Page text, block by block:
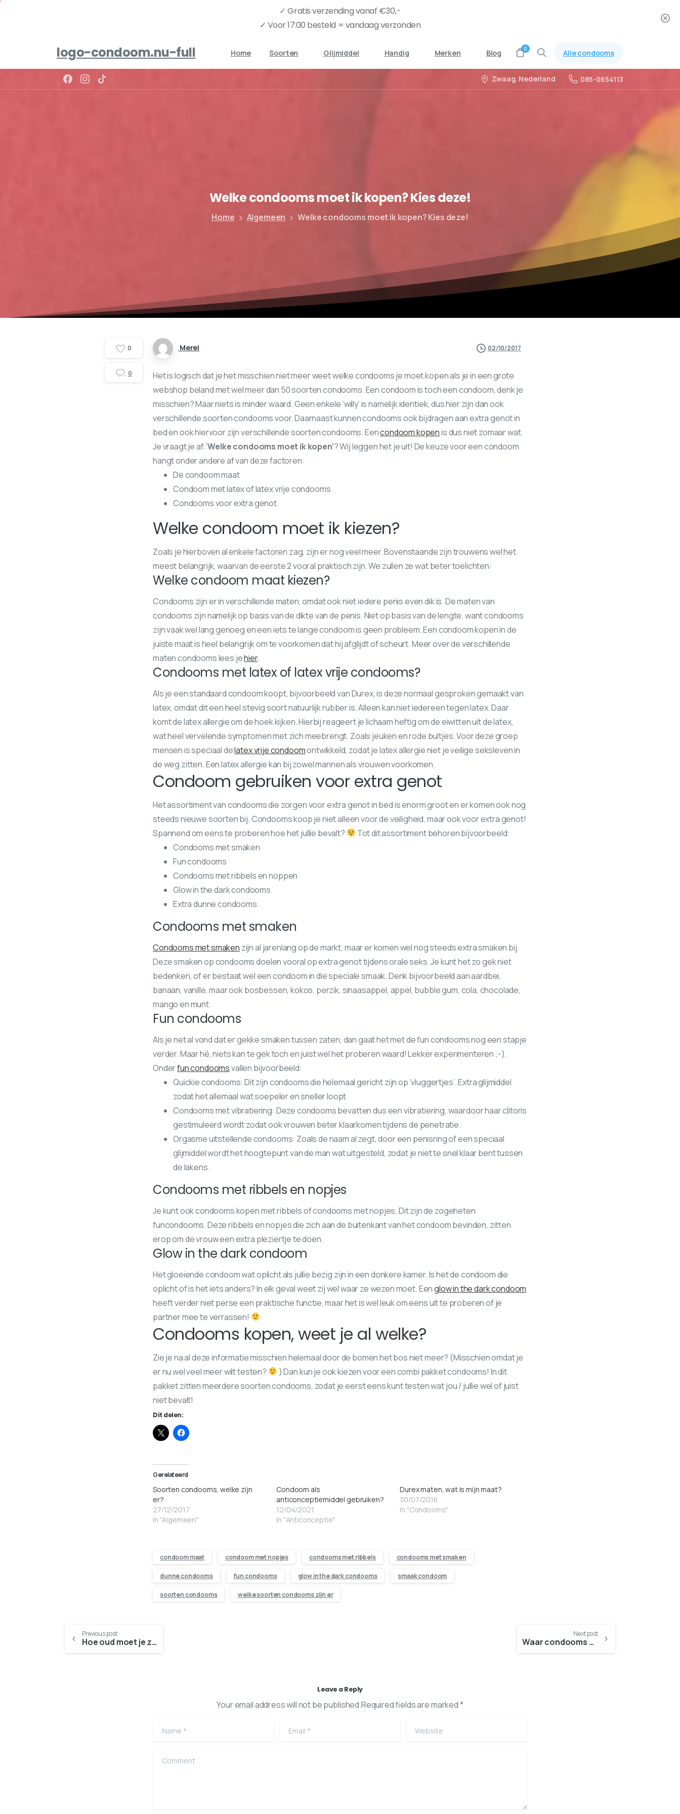
✓ Gratis verzending vanaf €30,-
✓ Voor 17:00 besteld = vandaag verzonden
logo-condoom.nu-full Home Soorten Glijmiddel Handig Merken Blog 0 Alle condooms
Zwaag, Nederland 085-0654113
Welkecondoomsmoetikkopen?Kiesdeze!
Home Algemeen Welke condooms moet ik kopen? Kies deze!
0
0
Merel 02/10/2017
Het is logisch dat je het misschien niet meer weet welke condooms je moet kopen als je in een grote
webshop beland met wel meer dan 50 soorten condooms. Een condoom is toch een condoom, denk je
misschien? Maar niets is minder waard. Geen enkele ‘willy’ is namelijk identiek, dus hier zijn dan ook
verschillende soorten condooms voor. Daarnaast kunnen condooms ook bijdragen aan extra genot in
bed en ook hiervoor zijn verschillende soorten condooms. Eencondoom kopenis dus niet zomaar wat.
Je vraagt je af:’Welke condooms moet ik kopen’? Wij leggen het je uit! De keuze voor een condoom
hangt onder andere af van deze factoren:
De condoom maat
Condoom met latex of latex vrije condooms
Condooms voor extra genot
Welke condoom moet ik kiezen?
Zoals je hierboven al enkele factoren zag, zijn er nog veel meer. Bovenstaande zijn trouwens wel het
meest belangrijk, waarvan de eerste 2 vooral praktisch zijn. We zullen ze wat beter toelichten:
Welke condoom maat kiezen?
Condooms zijn er in verschillende maten, omdat ook niet iedere penis even dik is. De maten van
condooms zijn namelijk op basis van de dikte van de penis. Niet op basis van de lengte, want condooms
zijn vaak wel lang genoeg en een iets te lange condoom is geen probleem. Een condoom kopen in de
juiste maat is heel belangrijk om te voorkomen dat hij afglijdt of scheurt. Meer over de verschillende
maten condooms lees jehier.
Condooms met latex of latex vrije condooms?
Als je een standaard condoom koopt, bijvoorbeeld van Durex, is deze normaal gesproken gemaakt van
latex, omdat dit een heel stevig soort natuurlijk rubber is. Alleen kan niet iedereen tegen latex. Daar
komt de latex allergie om de hoek kijken. Hierbij reageert je lichaam heftig om de eiwitten uit de latex,
wat heel vervelende symptomen met zich meebrengt. Zoals jeuken en rode bultjes. Voor deze groep
mensen is speciaal delatex vrije condoomontwikkeld, zodat je latex allergie niet je veilige seksleven in
de weg zitten. Een latex allergie kan bij zowel mannen als vrouwen voorkomen.
Condoom gebruiken voor extra genot
Het assortiment van condooms die zorgen voor extra genot in bed is enorm groot en er komen ook nog
steeds nieuwe soorten bij. Condooms koop je niet alleen voor de veiligheid, maar ook voor extra genot!
Spannend om eens te proberen hoe het jullie bevalt?
Tot dit assortiment behoren bijvoorbeeld:
Condooms met smaken
Fun condooms
Condooms met ribbels en noppen
Glow in the dark condooms
Extra dunne condooms
Condooms met smaken
Condooms met smaken zijn al jarenlang op de markt, maar er komen wel nog steeds extra smaken bij.
Deze smaken op condooms doelen vooral op extra genot tijdens orale seks. Je kunt het zo gek niet
bedenken, of er bestaat wel een condoom in die speciale smaak. Denk bijvoorbeeld aan aardbei,
banaan, vanille, maar ook bosbessen, kokos, perzik, sinaasappel, appel, bubble gum, cola, chocolade,
mango en munt.
Fun condooms
Als je net al vond dat er gekke smaken tussen zaten, dan gaat het met de fun condooms nog een stapje
verder. Maar hé, niets kan te gek toch en juist wel het proberen waard! Lekker experimenteren ;-).
Onderfun condoomsvallen bijvoorbeeld:
Quickie condooms: Dit zijn condooms die helemaal gericht zijn op ‘vluggertjes’. Extra glijmiddel
zodat het allemaal wat soepeler en sneller loopt
Condooms met vibratiering: Deze condooms bevatten dus een vibratiering, waardoor haar clitoris
gestimuleerd wordt zodat ook vrouwen beter klaarkomen tijdens de penetratie.
Orgasme uitstellende condooms: Zoals de naam al zegt, door een penisring of een speciaal
glijmiddel wordt het hoogtepunt van de man wat uitgesteld, zodat je niet te snel klaar bent tussen
de lakens.
Condooms met ribbels en nopjes
Je kunt ook condooms kopen met ribbels of condooms met nopjes. Dit zijn de zogeheten
funcondooms. Deze ribbels en nopjes die zich aan de buitenkant van het condoom bevinden, zitten
erop om de vrouw een extra pleziertje te doen.
Glow in the dark condoom
Het gloeiende condoom wat oplicht als jullie bezig zijn in een donkere kamer. Is het de condoom die
oplicht of is het iets anders? In elk geval weet zij wel waar ze wezen moet. Eenglow in the dark condoom
heeft verder niet perse een praktische functie, maar het is wel leuk om eens uit te proberen of je
partner mee te verrassen!
Condooms kopen, weet je al welke?
Zie je na al deze informatie misschien helemaal door de bomen het bos niet meer? (Misschien omdat je
er nu wel veel meer wilt testen?
) Dan kun je ook kiezen voor een combi pakket condooms! In dit
pakket zitten meerdere soorten condooms, zodat je eerst eens kunt testen wat jou / jullie wel of juist
niet bevalt!
Dit delen:
Gerelateerd
Soorten condooms, welke zijn
er?
27/12/2017
In "Algemeen"
Condoom als
anticonceptiemiddel gebruiken?
12/04/2021
In "Anticonceptie"
Durex maten, wat is mijn maat?
30/07/2018
In "Condooms"
condoom maat condoom met nopjes condooms met ribbels condooms met smaken
dunne condooms fun condooms glow in the dark condooms smaak condoom
soorten condooms welke soorten condooms zijn er
Previous post
Hoe oud moet je zijn om condooms te kopen?
Next post
Waar condooms kopen?
Leave a Reply
Your email address will not be published.Required fields are marked *
Name
Email Website
Comment